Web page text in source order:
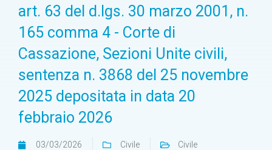
art. 63 del d.lgs. 30 marzo 2001, n.
165 comma 4 - Corte di
Cassazione, Sezioni Unite civili,
sentenza n. 3868 del 25 novembre
2025 depositata in data 20
febbraio 2026
03/03/2026 Civile Civile